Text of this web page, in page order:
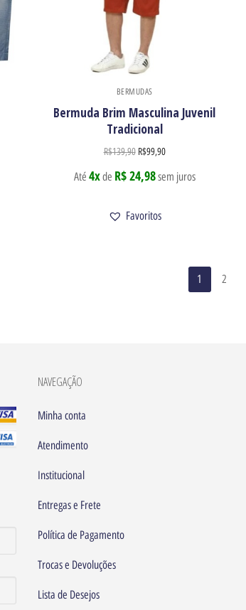
BERMUDAS
Bermuda Brim Masculina Juvenil
Tradicional
R$139,90 R$99,90
Até 4xde R$ 24,98sem juros
Favoritos
1 2
NAVEGAÇÃO
Minha conta
Atendimento
Institucional
Entregas e Frete
Política de Pagamento
Trocas e Devoluções
Lista de Desejos